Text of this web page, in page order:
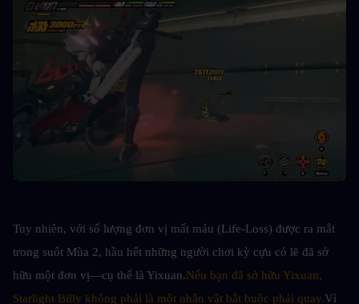
Tuy nhiên, với số lượng đơn vị mất máu (Life-Loss) được ra mắt
trong suốt Mùa 2, hầu hết những người chơi kỳ cựu có lẽ đã sở
hữu một đơn vị—cụ thể là Yixuan.Nếu bạn đã sở hữu Yixuan,
Starlight Billy không phải là một nhân vật bắt buộc phải quay.Vì